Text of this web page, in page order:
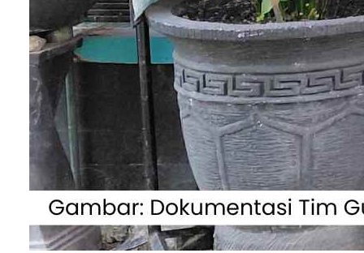
Untuk itulah Kemendikbud
mengembangkanKurikulum Merdekasebagai
bagian penting dalam upaya memulihkan
pembelajaran dari krisis yang sudah lama kita
Mengenal Tiga Karakteristik
Utama Kurikulum Merdeka
Konsep Kurikulum Merdeka memungkinkan setiap